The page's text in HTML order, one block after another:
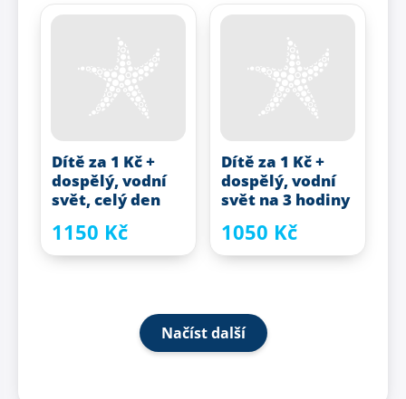
Dítě za 1 Kč +
dospělý, vodní
svět, celý den
1150 Kč
Dítě za 1 Kč +
dospělý, vodní
svět na 3 hodiny
1050 Kč
Načíst další